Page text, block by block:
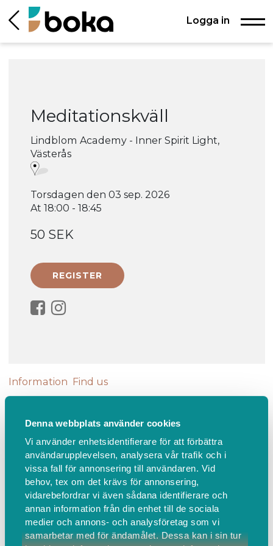
Denna webbplats använder cookies
Vi använder enhetsidentifierare för att förbättra
användarupplevelsen, analysera vår trafik och i
vissa fall för annonsering till användaren. Vid
behov, tex om det krävs för annonsering,
vidarebefordrar vi även sådana identifierare och
annan information från din enhet till de sociala
medier och annons- och analysföretag som vi
samarbetar med för ändamålet. Dessa kan i sin tur
Logga in
Meditationskväll
Lindblom Academy - Inner Spirit Light,
Västerås
Torsdagen den 03 sep. 2026
At 18:00 - 18:45
50 SEK
Information Find us
Meditationskväll
Meditationskväll (45 min)
**Meditationskväll – en stund för stillhet och
återhämtning**
Välkommen till en rofylld meditationskväll i
Västerås.